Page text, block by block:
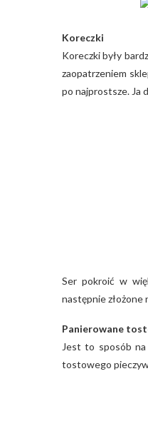
Koreczki
Koreczki były
zaopatrzeniem
po najprostsze. Ja
Ser pokroić w
następnie złożone
Panierowane
Jest to sposób
tostowego